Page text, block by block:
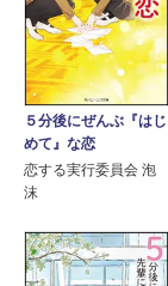
５分後にぜんぶ『はじ
めて』な恋
恋する実行委員会 泡
沫